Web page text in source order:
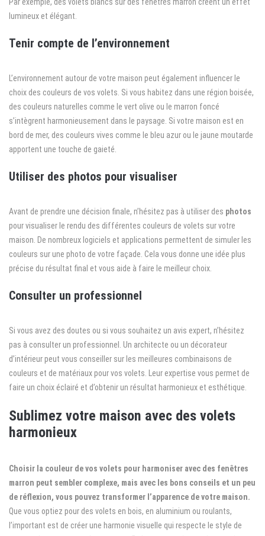
lumineux et élégant.
Tenir compte de l’environnement
L’environnement autour de votre maison peut également influencer le
choix des couleurs de vos volets. Si vous habitez dans une région boisée,
des couleurs naturelles comme le vert olive ou le marron foncé
s’intègrent harmonieusement dans le paysage. Si votre maison est en
bord de mer, des couleurs vives comme le bleu azur ou le jaune moutarde
apportent une touche de gaieté.
Utiliser des photos pour visualiser
Avant de prendre une décision finale, n’hésitez pas à utiliser des photos
pour visualiser le rendu des différentes couleurs de volets sur votre
maison. De nombreux logiciels et applications permettent de simuler les
couleurs sur une photo de votre façade. Cela vous donne une idée plus
précise du résultat final et vous aide à faire le meilleur choix.
Consulter un professionnel
Si vous avez des doutes ou si vous souhaitez un avis expert, n’hésitez
pas à consulter un professionnel. Un architecte ou un décorateur
d’intérieur peut vous conseiller sur les meilleures combinaisons de
couleurs et de matériaux pour vos volets. Leur expertise vous permet de
faire un choix éclairé et d’obtenir un résultat harmonieux et esthétique.
Sublimez votre maison avec des volets
harmonieux
Choisir la couleur de vos volets pour harmoniser avec des fenêtres
marron peut sembler complexe, mais avec les bons conseils et un peu
de réflexion, vous pouvez transformer l’apparence de votre maison.
Que vous optiez pour des volets en bois, en aluminium ou roulants,
l’important est de créer une harmonie visuelle qui respecte le style de